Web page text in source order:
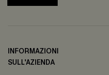
INFORMAZIONI
SULL'AZIENDA